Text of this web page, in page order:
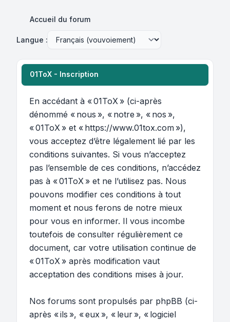
Accueil du forum
Langue :
01ToX - Inscription
En accédant à « 01ToX » (ci-après
dénommé « nous », « notre », « nos »,
« 01ToX » et « https://www.01tox.com »),
vous acceptez d’être légalement lié par les
conditions suivantes. Si vous n’acceptez
pas l’ensemble de ces conditions, n’accédez
pas à « 01ToX » et ne l’utilisez pas. Nous
pouvons modifier ces conditions à tout
moment et nous ferons de notre mieux
pour vous en informer. Il vous incombe
toutefois de consulter régulièrement ce
document, car votre utilisation continue de
« 01ToX » après modification vaut
acceptation des conditions mises à jour.
Nos forums sont propulsés par phpBB (ci-
après « ils », « eux », « leur », « logiciel